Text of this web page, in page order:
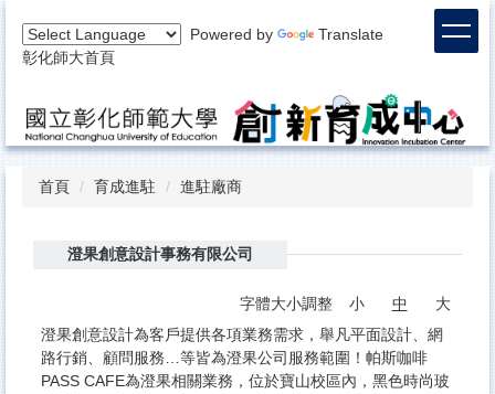
主
區
Powered by
Translate
彰化師大首頁
首頁 育成進駐 進駐廠商
澄果創意設計事務有限公司
字體大小調整 小 中
大
澄果創意設計為客戶提供各項業務需求，舉凡平面設計、網
路行銷、顧問服務…等皆為澄果公司服務範圍！帕斯咖啡
PASS CAFE為澄果相關業務，位於寶山校區內，黑色時尚玻